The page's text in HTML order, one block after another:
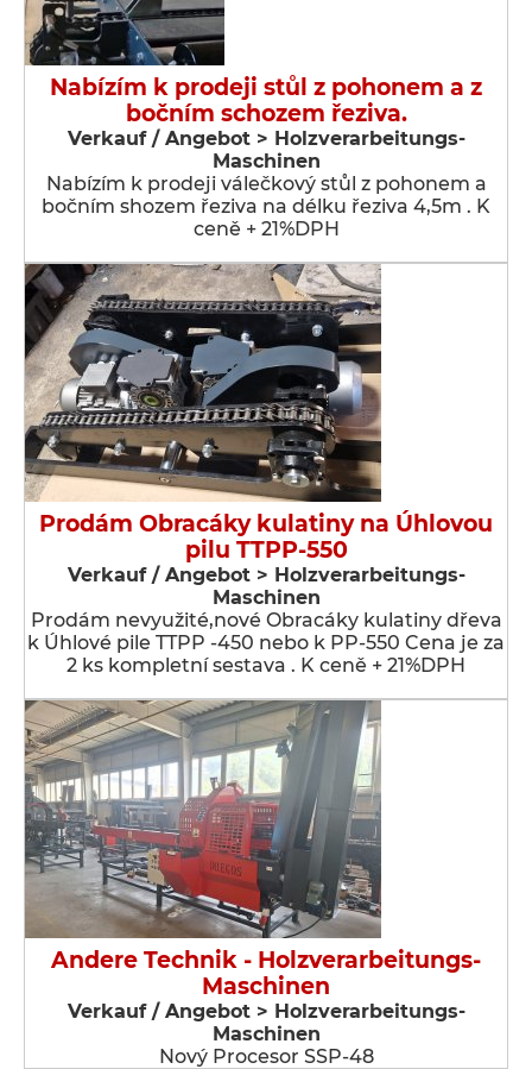
Nabízím k prodeji stůl z pohonem a z
bočním schozem řeziva.
Verkauf / Angebot > Holzverarbeitungs-
Maschinen
Nabízím k prodeji válečkový stůl z pohonem a
bočním shozem řeziva na délku řeziva 4,5m . K
ceně + 21%DPH
Prodám Obracáky kulatiny na Úhlovou
pilu TTPP-550
Verkauf / Angebot > Holzverarbeitungs-
Maschinen
Prodám nevyužité,nové Obracáky kulatiny dřeva
k Úhlové pile TTPP -450 nebo k PP-550 Cena je za
2 ks kompletní sestava . K ceně + 21%DPH
Andere Technik - Holzverarbeitungs-
Maschinen
Verkauf / Angebot > Holzverarbeitungs-
Maschinen
Nový Procesor SSP-48